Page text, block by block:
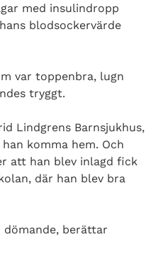
med insulindropp
blodsockervärde
var toppenbra, lugn
tryggt.
Lindgrens Barnsjukhus,
komma hem. Och
att han blev inlagd fick
där han blev bra
berättar